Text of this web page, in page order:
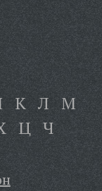
К Л М
Ц Ч